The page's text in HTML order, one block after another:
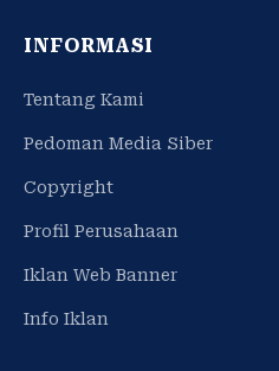
INFORMASI
Tentang Kami
Pedoman Media Siber
Copyright
Profil Perusahaan
Iklan Web Banner
Info Iklan